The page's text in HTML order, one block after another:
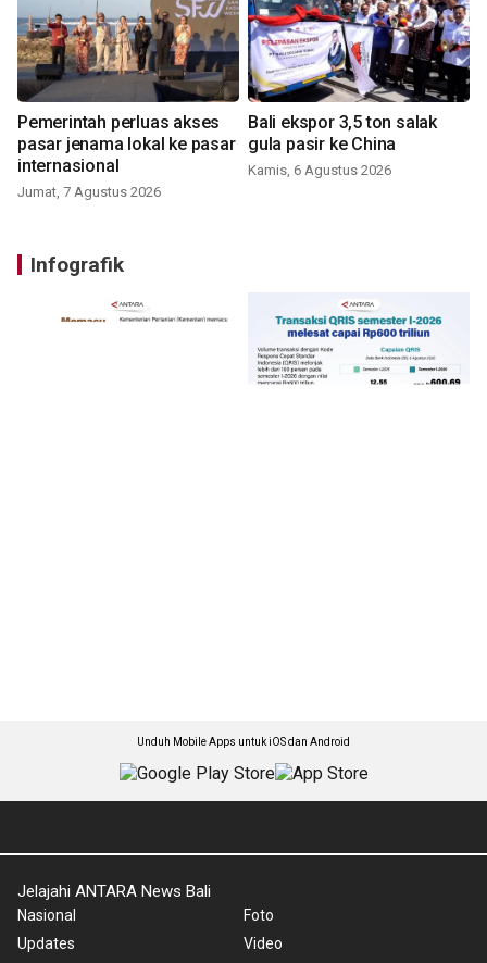
Pemerintah perluas akses
pasar jenama lokal ke pasar
internasional
Jumat, 7 Agustus 2026
Bali ekspor 3,5 ton salak
gula pasir ke China
Kamis, 6 Agustus 2026
Infografik
Unduh Mobile Apps untuk iOS dan Android
Jelajahi ANTARA News Bali
Nasional
Updates
Foto
Video